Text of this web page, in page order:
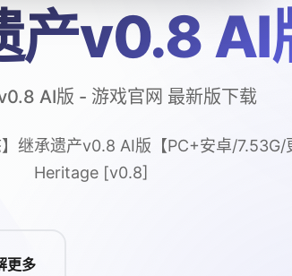
产v0.8 AI
AI版 - 游戏官网 最新版下载
】继承遗产v0.8 AI版【PC+安卓/7.53G/
Heritage [v0.8]
更多